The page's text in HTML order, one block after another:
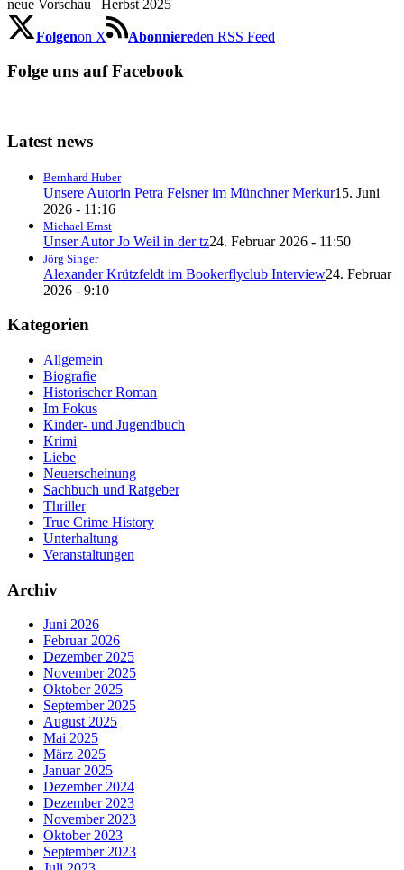
neue Vorschau | Herbst 2025
Folgenon X Abonniereden RSS Feed
Folge uns auf Facebook
Latest news
Bernhard Huber
Unsere Autorin Petra Felsner im Münchner Merkur15. Juni
2026 - 11:16
Michael Ernst
Unser Autor Jo Weil in der tz24. Februar 2026 - 11:50
Jörg Singer
Alexander Krützfeldt im Bookerflyclub Interview24. Februar
2026 - 9:10
Kategorien
Allgemein
Biografie
Historischer Roman
Im Fokus
Kinder- und Jugendbuch
Krimi
Liebe
Neuerscheinung
Sachbuch und Ratgeber
Thriller
True Crime History
Unterhaltung
Veranstaltungen
Archiv
Juni 2026
Februar 2026
Dezember 2025
November 2025
Oktober 2025
September 2025
August 2025
Mai 2025
März 2025
Januar 2025
Dezember 2024
Dezember 2023
November 2023
Oktober 2023
September 2023